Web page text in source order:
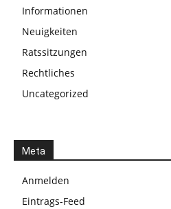
Informationen
Neuigkeiten
Ratssitzungen
Rechtliches
Uncategorized
Meta
Anmelden
Eintrags-Feed